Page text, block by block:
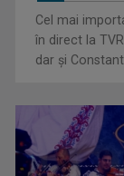
„Dansatoarea
loialitate și ...
Cel mai
în direct la
dar şi